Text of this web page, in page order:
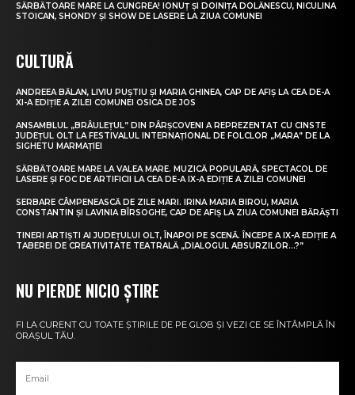
SĂRBĂTOARE MARE LA CUNGREA! IONUȚ ȘI DOINIȚA DOLĂNESCU, NICULINA
STOICAN, SHONDY ȘI SHOW DE LASERE LA ZIUA COMUNEI
CULTURĂ
ANDREEA BĂLAN, LIVIU PUȘTIU ȘI MARIA GHINEA, CAP DE AFIȘ LA CEA DE-A
XI-A EDIȚIE A ZILEI COMUNEI OSICA DE JOS
ANSAMBLUL „BRÂULEȚUL” DIN PÂRȘCOVENI A REPREZENTAT CU CINSTE
JUDEȚUL OLT LA FESTIVALUL INTERNAȚIONAL DE FOLCLOR „MARA” DE LA
SIGHETU MARMAȚIEI
SĂRBĂTOARE MARE LA VALEA MARE. MUZICĂ POPULARĂ, SPECTACOL DE
LASERE ȘI FOC DE ARTIFICII LA CEA DE-A IX-A EDIȚIE A ZILEI COMUNEI
SERBARE CÂMPENEASCĂ DE ZILE MARI. IRINA MARIA BIROU, MARIA
CONSTANTIN ȘI LAVINIA BÎRSOGHE, CAP DE AFIȘ LA ZIUA COMUNEI BĂRĂȘTI
TINERI ARTIȘTI AI JUDEȚULUI OLT, ÎNAPOI PE SCENĂ. ÎNCEPE A IX-A EDIȚIE A
TABEREI DE CREATIVITATE TEATRALĂ „DIALOGUL ABSURZILOR…?”
NU PIERDE NICIO ȘTIRE
FI LA CURENT CU TOATE ȘTIRILE DE PE GLOB ȘI VEZI CE SE ÎNTÂMPLĂ ÎN
ORAȘUL TĂU.